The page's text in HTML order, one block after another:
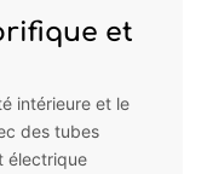
et
intérieure et le
des tubes
électrique